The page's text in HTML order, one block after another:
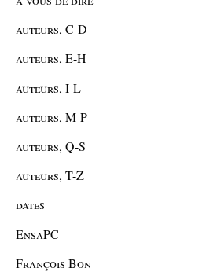
auteurs, C-D
auteurs, E-H
auteurs, I-L
auteurs, M-P
auteurs, Q-S
auteurs, T-Z
dates
EnsaPC
François Bon